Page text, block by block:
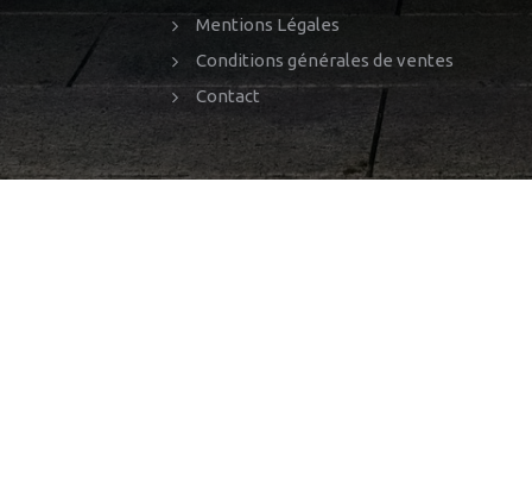
Mentions Légales
Conditions générales de ventes
Contact